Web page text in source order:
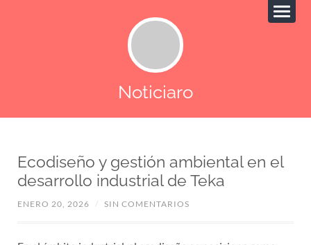
Noticiaro
Ecodiseño y gestión ambiental en el
desarrollo industrial de Teka
ENERO 20, 2026 / SIN COMENTARIOS